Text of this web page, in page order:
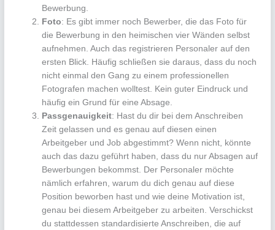
Bewerbung.
Foto: Es gibt immer noch Bewerber, die das Foto für
die Bewerbung in den heimischen vier Wänden selbst
aufnehmen. Auch das registrieren Personaler auf den
ersten Blick. Häufig schließen sie daraus, dass du noch
nicht einmal den Gang zu einem professionellen
Fotografen machen wolltest. Kein guter Eindruck und
häufig ein Grund für eine Absage.
Passgenauigkeit: Hast du dir bei dem Anschreiben
Zeit gelassen und es genau auf diesen einen
Arbeitgeber und Job abgestimmt? Wenn nicht, könnte
auch das dazu geführt haben, dass du nur Absagen auf
Bewerbungen bekommst. Der Personaler möchte
nämlich erfahren, warum du dich genau auf diese
Position beworben hast und wie deine Motivation ist,
genau bei diesem Arbeitgeber zu arbeiten. Verschickst
du stattdessen standardisierte Anschreiben, die auf